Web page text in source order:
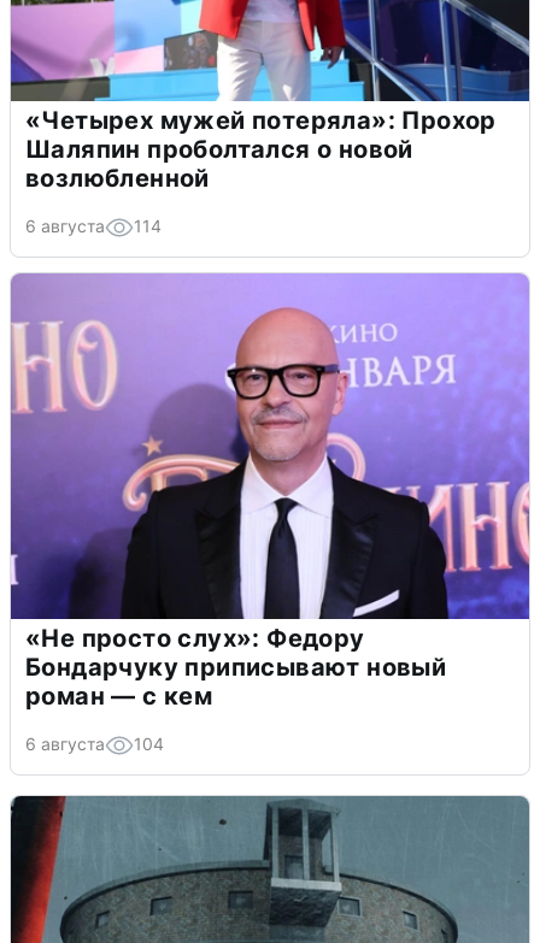
«Четырех мужей потеряла»: Прохор
Шаляпин проболтался о новой
возлюбленной
6 августа 114
«Не просто слух»: Федору
Бондарчуку приписывают новый
роман — с кем
6 августа 104